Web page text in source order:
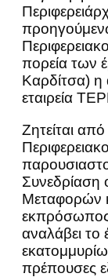
πορεία των
Καρδίτσα)
εταιρεία
Ζητείται
Μεταφορών
εκπρόσωπος
αναλάβει το
πρέπουσες